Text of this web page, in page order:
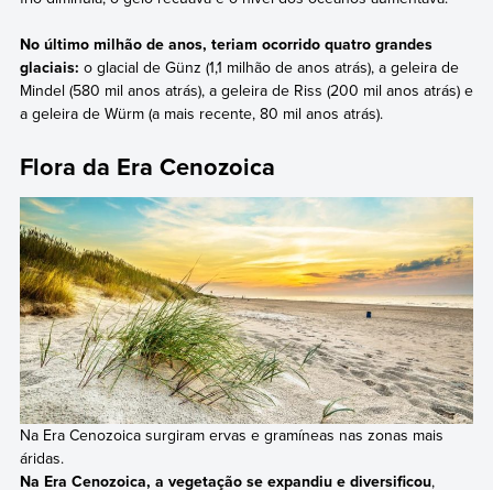
No último milhão de anos, teriam ocorrido quatro grandes
glaciais: o glacial de Günz (1,1 milhão de anos atrás), a geleira de
Mindel (580 mil anos atrás), a geleira de Riss (200 mil anos atrás) e
a geleira de Würm (a mais recente, 80 mil anos atrás).
Flora da Era Cenozoica
Na Era Cenozoica surgiram ervas e gramíneas nas zonas mais
áridas.
Na Era Cenozoica, a vegetação se expandiu e diversificou,